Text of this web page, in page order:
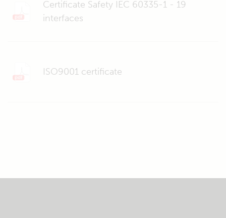
Certificate Safety IEC 60335-1 - 19
interfaces
ISO9001 certificate